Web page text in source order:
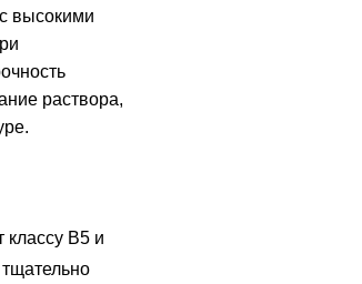
высокими
раствора,
классу В5 и